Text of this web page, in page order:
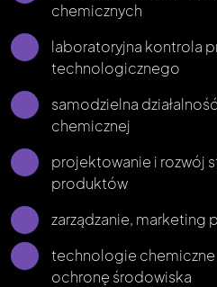
chemicznych
laboratoryjna kontrola
technologicznego
samodzielna
chemicznej
projektowanie i rozwój
produktów
zarządzanie, marketing
technologie chemiczne
ochronę środowiska